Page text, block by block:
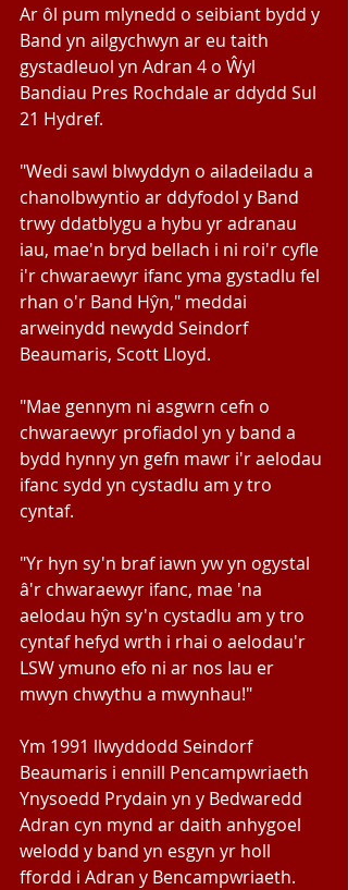
Ar ôl pum mlynedd o seibiant bydd y
Band yn ailgychwyn ar eu taith
gystadleuol yn Adran 4 o Ŵyl
Bandiau Pres Rochdale ar ddydd Sul
21 Hydref.
"Wedi sawl blwyddyn o ailadeiladu a
chanolbwyntio ar ddyfodol y Band
trwy ddatblygu a hybu yr adranau
iau, mae'n bryd bellach i ni roi'r cyfle
i'r chwaraewyr ifanc yma gystadlu fel
rhan o'r Band Hŷn," meddai
arweinydd newydd Seindorf
Beaumaris, Scott Lloyd.
"Mae gennym ni asgwrn cefn o
chwaraewyr profiadol yn y band a
bydd hynny yn gefn mawr i'r aelodau
ifanc sydd yn cystadlu am y tro
cyntaf.
"Yr hyn sy'n braf iawn yw yn ogystal
â'r chwaraewyr ifanc, mae 'na
aelodau hŷn sy'n cystadlu am y tro
cyntaf hefyd wrth i rhai o aelodau'r
LSW ymuno efo ni ar nos Iau er
mwyn chwythu a mwynhau!"
Ym 1991 llwyddodd Seindorf
Beaumaris i ennill Pencampwriaeth
Ynysoedd Prydain yn y Bedwaredd
Adran cyn mynd ar daith anhygoel
welodd y band yn esgyn yr holl
ffordd i Adran y Bencampwriaeth.